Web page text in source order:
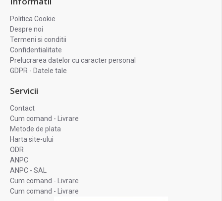
Politica Cookie
Despre noi
Termeni si conditii
Confidentialitate
Prelucrarea datelor cu caracter personal
GDPR - Datele tale
Servicii
Contact
Cum comand - Livrare
Metode de plata
Harta site-ului
ODR
ANPC
ANPC - SAL
Cum comand - Livrare
Cum comand - Livrare